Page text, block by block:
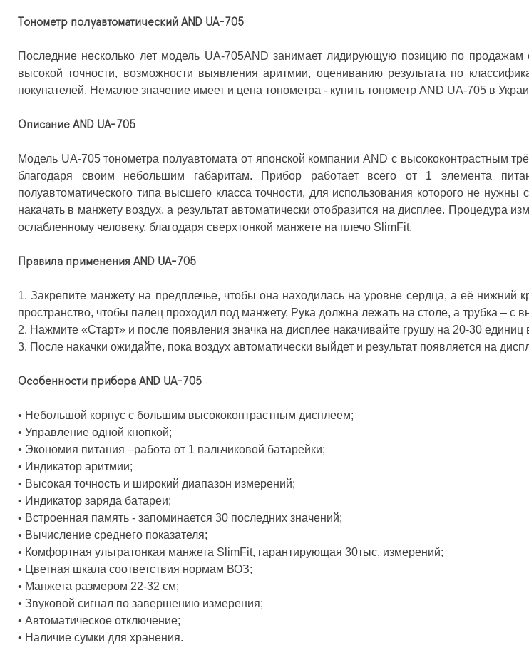
Тонометр полуавтоматический AND UA-705
Последние несколько лет модель UA-705AND занимает лидирующую позицию по продажам
высокой точности, возможности выявления аритмии, оцениванию результата по
покупателей. Немалое значение имеет и цена тонометра - купить тонометр AND UA-705 в
Описание AND UA-705
Модель UA-705 тонометра полуавтомата от японской компании AND с высококонтрастным
благодаря своим небольшим габаритам. Прибор работает всего от 1 элемента
полуавтоматического типа высшего класса точности, для использования которого не
накачать в манжету воздух, а результат автоматически отобразится на дисплее. Процедура
ослабленному человеку, благодаря сверхтонкой манжете на плечо SlimFit.
Правила применения AND UA-705
1. Закрепите манжету на предплечье, чтобы она находилась на уровне сердца, а её нижний
пространство, чтобы палец проходил под манжету. Рука должна лежать на столе, а трубка – с
2. Нажмите «Старт» и после появления значка на дисплее накачивайте грушу на 20-30
3. После накачки ожидайте, пока воздух автоматически выйдет и результат появляется на
Особенности прибора AND UA-705
• Небольшой корпус с большим высококонтрастным дисплеем;
• Управление одной кнопкой;
• Экономия питания –работа от 1 пальчиковой батарейки;
• Индикатор аритмии;
• Высокая точность и широкий диапазон измерений;
• Индикатор заряда батареи;
• Встроенная память - запоминается 30 последних значений;
• Вычисление среднего показателя;
• Комфортная ультратонкая манжета SlimFit, гарантирующая 30тыс. измерений;
• Цветная шкала соответствия нормам ВОЗ;
• Манжета размером 22-32 см;
• Звуковой сигнал по завершению измерения;
• Автоматическое отключение;
• Наличие сумки для хранения.